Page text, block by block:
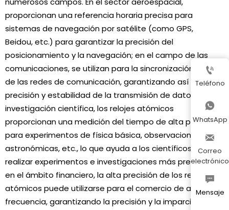
proporcionan una referencia horaria precisa para
sistemas de navegación por satélite (como GPS,
Beidou, etc.) para garantizar la precisión del
posicionamiento y la navegación; en el campo de las
comunicaciones, se utilizan para la sincronización horaria
de las redes de comunicación, garantizando así la
precisión y estabilidad de la transmisión de datos; en la
investigación científica, los relojes atómicos
proporcionan una medición del tiempo de alta precisión
para experimentos de física básica, observaciones
astronómicas, etc., lo que ayuda a los científicos a
realizar experimentos e investigaciones más precisos;
en el ámbito financiero, la alta precisión de los relojes
atómicos puede utilizarse para el comercio de alta
frecuencia, garantizando la precisión y la imparcialidad

Teléfono

WhatsApp

Correo
electrónico

Mensaje